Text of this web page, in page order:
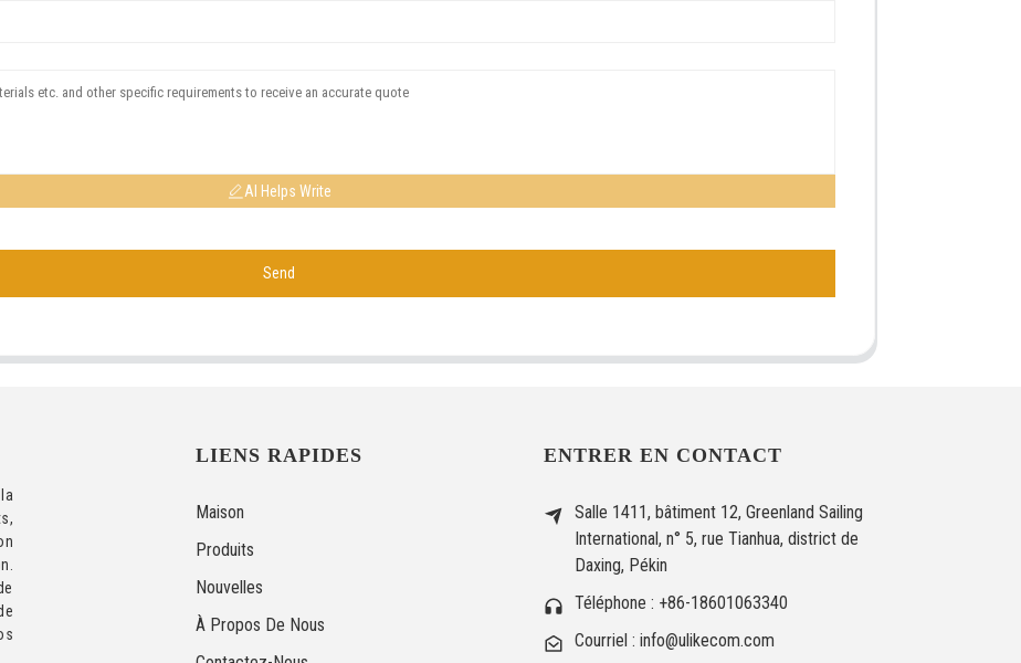
AI Helps Write
Send
LIENS RAPIDES
Maison
Produits
Nouvelles
À Propos De Nous
ENTRER EN CONTACT
Salle 1411, bâtiment 12, Greenland Sailing
International, n° 5, rue Tianhua, district de
Daxing, Pékin
Téléphone : +86-18601063340
Courriel : info@ulikecom.com